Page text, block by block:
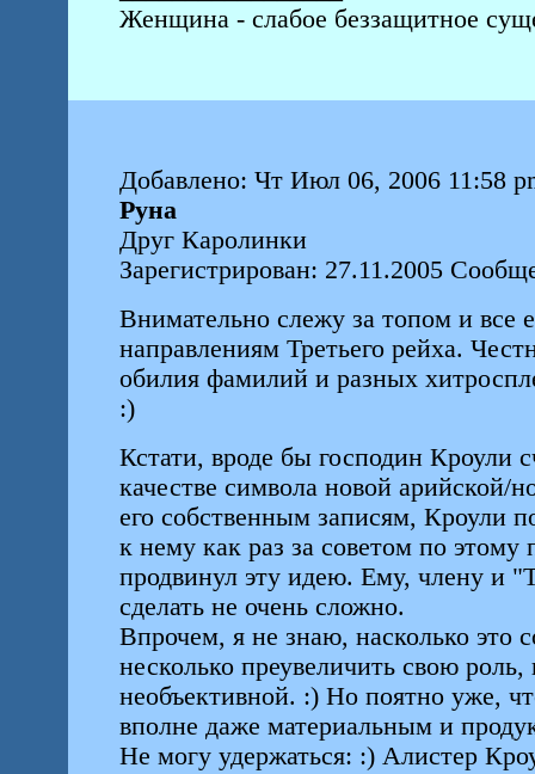
Женщина - слабое беззащитное
Добавлено: Чт Июл 06, 2006 11:58
Руна
Друг Каролинки
Зарегистрирован: 27.11.2005
Внимательно слежу за топом и
направлениям Третьего рейха.
обилия фамилий и разных
:)
Кстати, вроде бы господин Кроули
качестве символа новой арийской/
его собственным записям, Кроули
к нему как раз за советом по
продвинул эту идею. Ему, члену и
сделать не очень сложно.
Впрочем, я не знаю, насколько это
несколько преувеличить свою
необъективной. :) Но поятно уже,
вполне даже материальным и
Не могу удержаться: :) Алистер